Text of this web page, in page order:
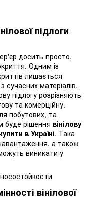
підлоги
досить просто,
Одним із
лишається
сучасних матеріалів,
підлогу розрізняють
та комерційну.
побутових, та
буде рішення вінілову
в Україні. Така
а також
виникати у
вінілової